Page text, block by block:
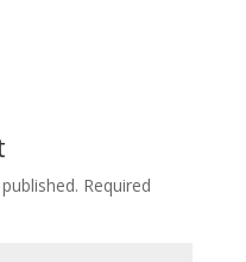
Required